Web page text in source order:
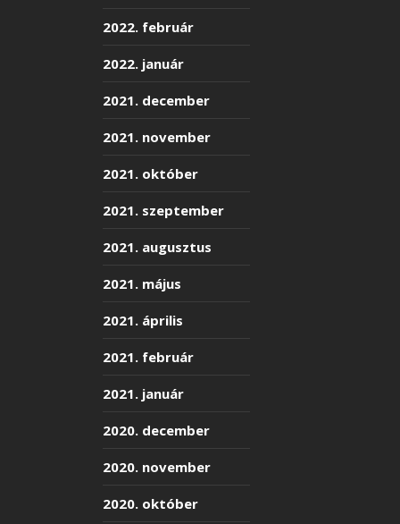
2022. február
2022. január
2021. december
2021. november
2021. október
2021. szeptember
2021. augusztus
2021. május
2021. április
2021. február
2021. január
2020. december
2020. november
2020. október